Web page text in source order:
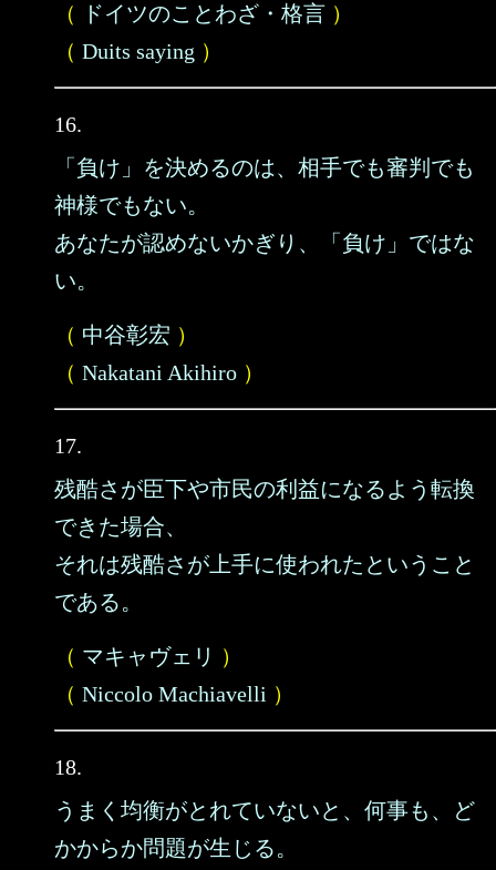
（ ドイツのことわざ・格言 ）
（ Duits saying ）
16.
「負け」を決めるのは、相手でも審判でも
神様でもない。
あなたが認めないかぎり、「負け」ではな
い。
（ 中谷彰宏 ）
（ Nakatani Akihiro ）
17.
残酷さが臣下や市民の利益になるよう転換
できた場合、
それは残酷さが上手に使われたということ
である。
（ マキャヴェリ ）
（ Niccolo Machiavelli ）
18.
うまく均衡がとれていないと、何事も、ど
かからか問題が生じる。